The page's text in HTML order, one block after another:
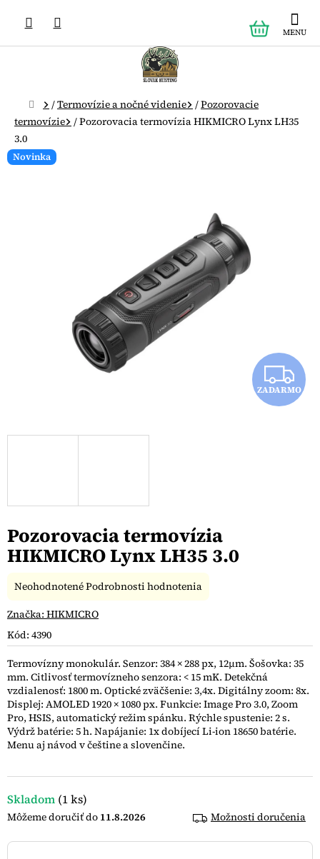
obsah
KOŠÍK
Domov
/Termovízie a nočné videnie /Pozorovacie
termovízie /Pozorovacia termovízia HIKMICRO Lynx LH35
3.0
Novinka
Z
A
ZADARMO
Pozorovacia termovízia
HIKMICRO Lynx LH35 3.0
Kód: 4390
Skladom (1 ks)
11.8.2026 Možnosti doručenia
Termovízny monokulár. Senzor: 384 × 288 px, 12μm. Šošovka: 35
mm. Citlivosť termovízneho senzora: < 15 mK. Detekčná
vzdialenosť: 1800 m. Optické zväčšenie: 3,4x. Digitálny zoom: 8x.
Displej: AMOLED 1920 × 1080 px. Funkcie: Image Pro 3.0, Zoom
Pro, HSIS, automatický režim spánku. Rýchle spustenie: 2 s.
Výdrž batérie: 5 h. Napájanie: 1x dobíjecí Li-ion 18650 batérie.
Menu aj návod v češtine a slovenčine.
Priemerné
produktu
0,0
5
hviezdičiek.
NeohodnotenéPodrobnosti hodnotenia
Značka: HIKMICRO